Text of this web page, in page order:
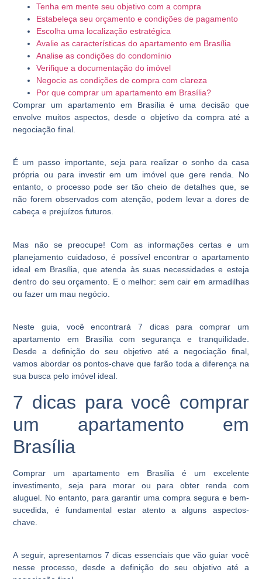
Tenha em mente seu objetivo com a compra
Estabeleça seu orçamento e condições de pagamento
Escolha uma localização estratégica
Avalie as características do apartamento em Brasília
Analise as condições do condomínio
Verifique a documentação do imóvel
Negocie as condições de compra com clareza
Por que comprar um apartamento em Brasília?
Comprar um apartamento em Brasília é uma decisão que
envolve muitos aspectos, desde o objetivo da compra até a
negociação final.
É um passo importante, seja para realizar o sonho da casa
própria ou para investir em um imóvel que gere renda. No
entanto, o processo pode ser tão cheio de detalhes que, se
não forem observados com atenção, podem levar a dores de
cabeça e prejuízos futuros.
Mas não se preocupe! Com as informações certas e um
planejamento cuidadoso, é possível encontrar o apartamento
ideal em Brasília, que atenda às suas necessidades e esteja
dentro do seu orçamento. E o melhor: sem cair em armadilhas
ou fazer um mau negócio.
Neste guia, você encontrará 7 dicas para comprar um
apartamento em Brasília com segurança e tranquilidade.
Desde a definição do seu objetivo até a negociação final,
vamos abordar os pontos-chave que farão toda a diferença na
sua busca pelo imóvel ideal.
7 dicas para você comprar
um apartamento em
Brasília
Comprar um apartamento em Brasília é um excelente
investimento, seja para morar ou para obter renda com
aluguel. No entanto, para garantir uma compra segura e bem-
sucedida, é fundamental estar atento a alguns aspectos-
chave.
A seguir, apresentamos 7 dicas essenciais que vão guiar você
nesse processo, desde a definição do seu objetivo até a